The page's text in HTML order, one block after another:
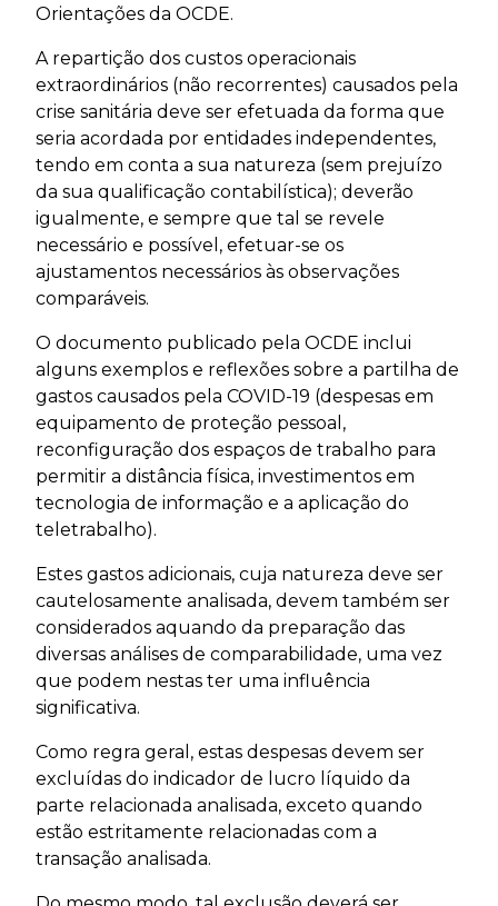
Orientações da OCDE.
A repartição dos custos operacionais
extraordinários (não recorrentes) causados pela
crise sanitária deve ser efetuada da forma que
seria acordada por entidades independentes,
tendo em conta a sua natureza (sem prejuízo
da sua qualificação contabilística); deverão
igualmente, e sempre que tal se revele
necessário e possível, efetuar-se os
ajustamentos necessários às observações
comparáveis.
O documento publicado pela OCDE inclui
alguns exemplos e reflexões sobre a partilha de
gastos causados pela COVID-19 (despesas em
equipamento de proteção pessoal,
reconfiguração dos espaços de trabalho para
permitir a distância física, investimentos em
tecnologia de informação e a aplicação do
teletrabalho).
Estes gastos adicionais, cuja natureza deve ser
cautelosamente analisada, devem também ser
considerados aquando da preparação das
diversas análises de comparabilidade, uma vez
que podem nestas ter uma influência
significativa.
Como regra geral, estas despesas devem ser
excluídas do indicador de lucro líquido da
parte relacionada analisada, exceto quando
estão estritamente relacionadas com a
transação analisada.